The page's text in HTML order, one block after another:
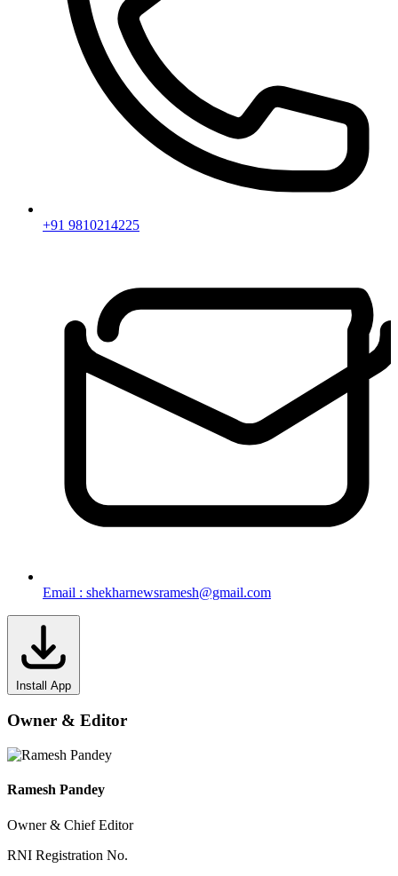
+91 9810214225
Email : shekharnewsramesh@gmail.com
Install App
Owner & Editor
Ramesh Pandey
Owner & Chief Editor
RNI Registration No.